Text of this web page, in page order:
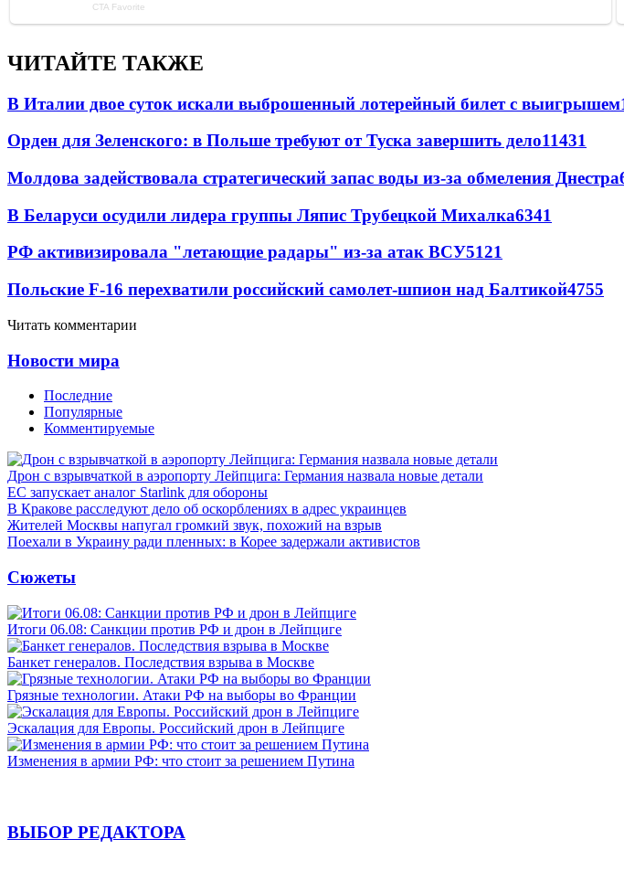
ЧИТАЙТЕ ТАКЖЕ
В Италии двое суток искали выброшенный лотерейный билет с выигрышем
Орден для Зеленского: в Польше требуют от Туска завершить дело11431
Молдова задействовала стратегический запас воды из-за обмеления Днестра
В Беларуси осудили лидера группы Ляпис Трубецкой Михалка6341
РФ активизировала "летающие радары" из-за атак ВСУ5121
Польские F-16 перехватили российский самолет-шпион над Балтикой4755
Читать комментарии
Новости мира
Последние
Популярные
Комментируемые
Дрон с взрывчаткой в аэропорту Лейпцига: Германия назвала новые детали
ЕС запускает аналог Starlink для обороны
В Кракове расследуют дело об оскорблениях в адрес украинцев
Жителей Москвы напугал громкий звук, похожий на взрыв
Поехали в Украину ради пленных: в Корее задержали активистов
Сюжеты
Итоги 06.08: Санкции против РФ и дрон в Лейпциге
Банкет генералов. Последствия взрыва в Москве
Грязные технологии. Атаки РФ на выборы во Франции
Эскалация для Европы. Российский дрон в Лейпциге
Изменения в армии РФ: что стоит за решением Путина
ВЫБОР РЕДАКТОРА